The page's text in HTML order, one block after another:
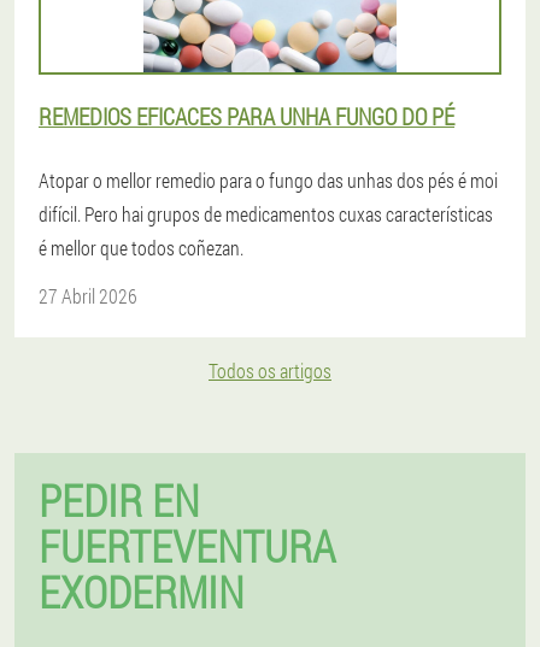
REMEDIOS EFICACES PARA UNHA FUNGO DO PÉ
Atopar o mellor remedio para o fungo das unhas dos pés é moi
difícil. Pero hai grupos de medicamentos cuxas características
é mellor que todos coñezan.
27 Abril 2026
Todos os artigos
PEDIR EN
FUERTEVENTURA
EXODERMIN